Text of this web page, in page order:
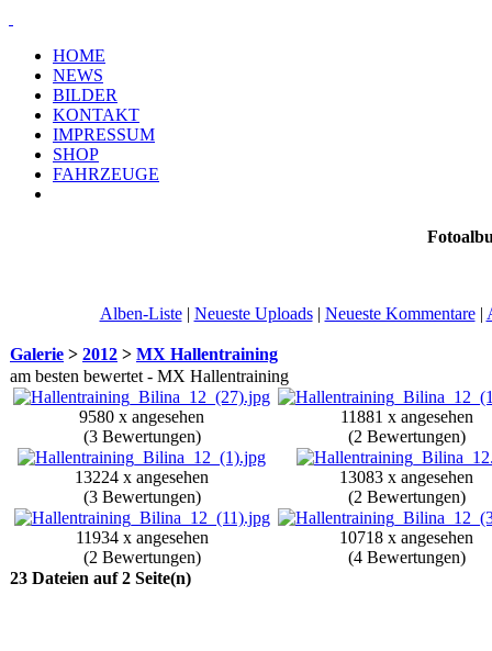
HOME
NEWS
BILDER
KONTAKT
IMPRESSUM
SHOP
FAHRZEUGE
Alben-Liste| Neueste Uploads| Neueste Kommentare|
Galerie > 2012 > MX Hallentraining
am besten bewertet - MX Hallentraining
9580 x angesehen
(3 Bewertungen)
11881 x angesehen
(2 Bewertungen)
13224 x angesehen
(3 Bewertungen)
13083 x angesehen
(2 Bewertungen)
11934 x angesehen
(2 Bewertungen)
10718 x angesehen
(4 Bewertungen)
23 Dateien auf 2 Seite(n)